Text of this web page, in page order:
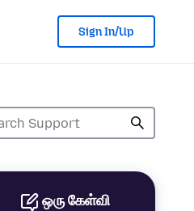
Sign In/Up
ஒரு கேள்வி